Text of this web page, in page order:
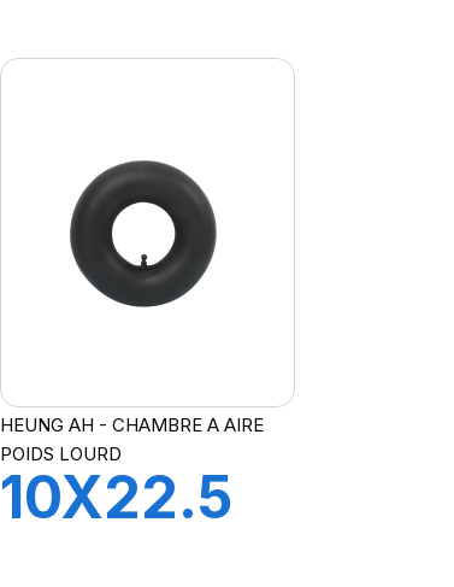
HEUNG AH - CHAMBRE A AIRE
POIDS LOURD
10X22.5